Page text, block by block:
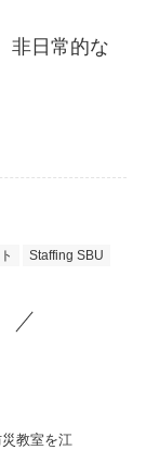
非日常的な
Staffing SBU
教室を江